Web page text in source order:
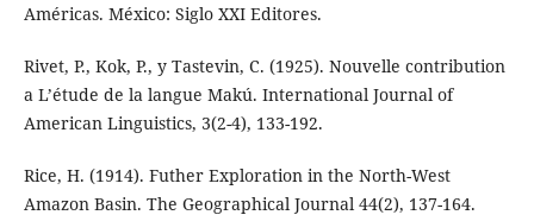
Américas. México: Siglo XXI Editores.
Rivet, P., Kok, P., y Tastevin, C. (1925). Nouvelle contribution
a L’étude de la langue Makú. International Journal of
American Linguistics, 3(2-4), 133-192.
Rice, H. (1914). Futher Exploration in the North-West
Amazon Basin. The Geographical Journal 44(2), 137-164.